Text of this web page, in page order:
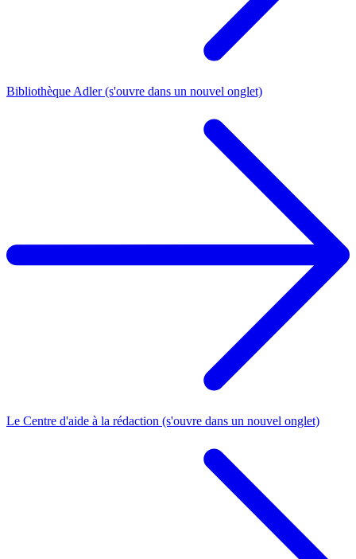
Bibliothèque Adler (s'ouvre dans un nouvel onglet)
Le Centre d'aide à la rédaction (s'ouvre dans un nouvel onglet)